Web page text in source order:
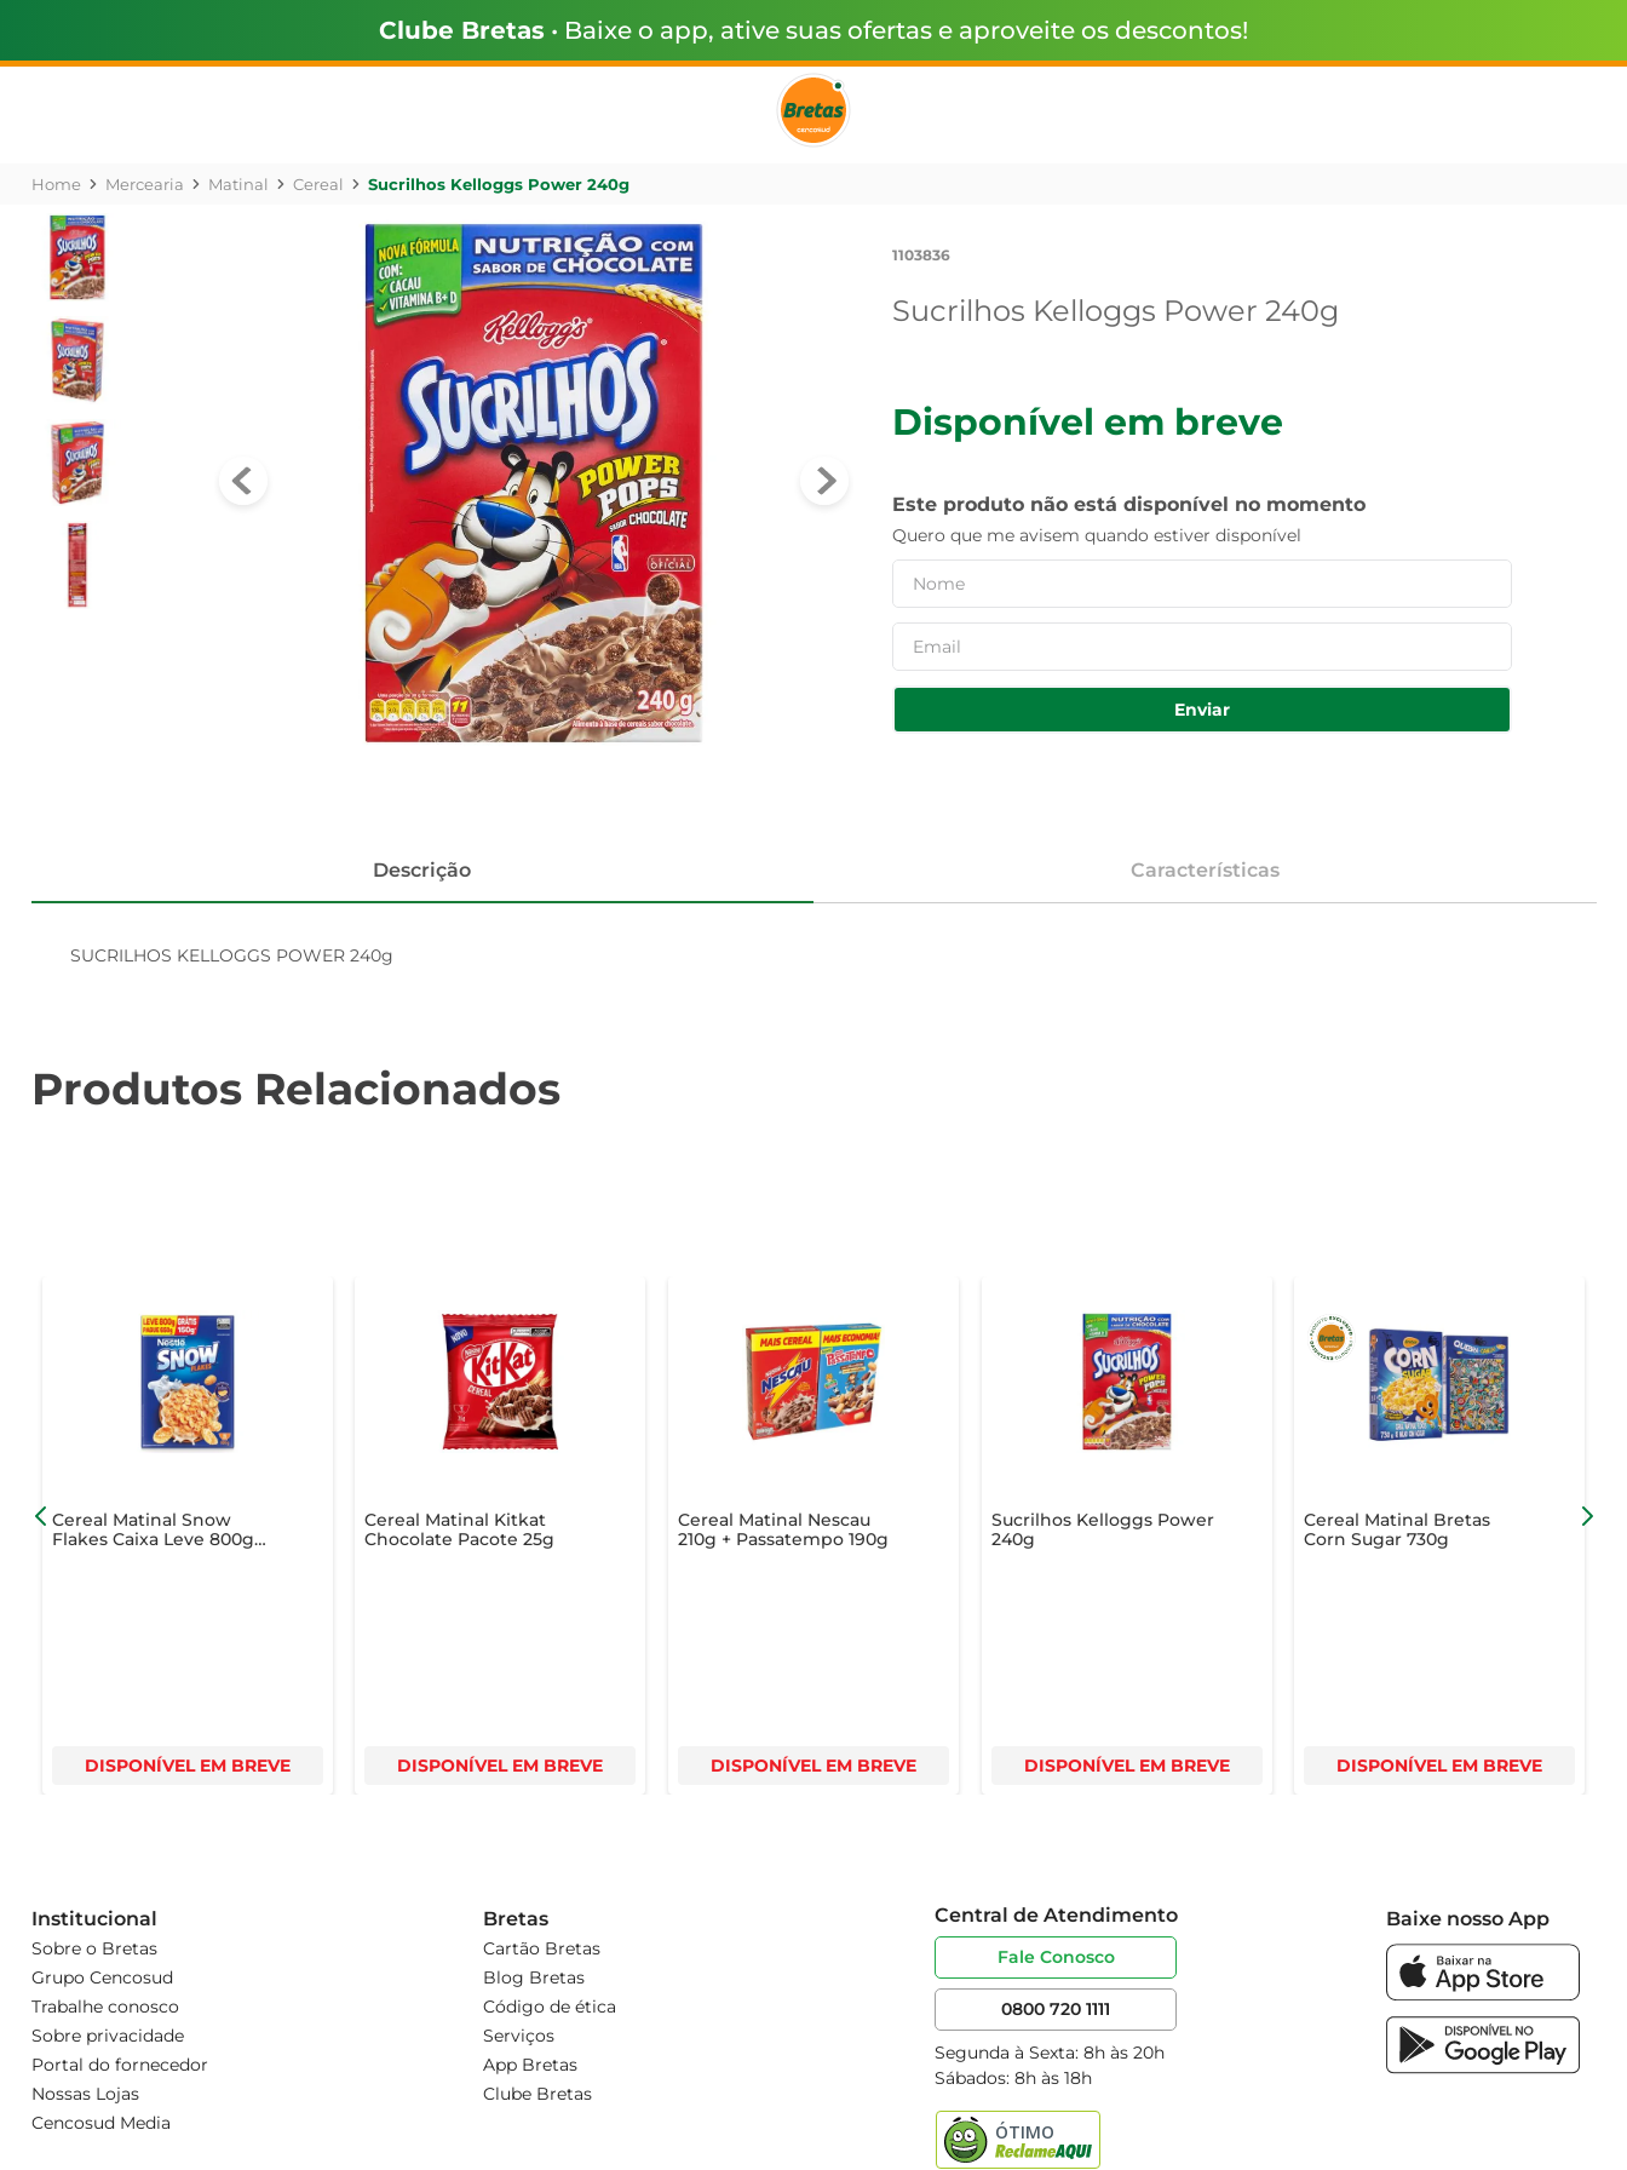
Clube Bretas • Baixe o app, ative suas ofertas e aproveite os descontos!
Mercearia Matinal Cereal Sucrilhos Kelloggs Power 240g
1103836
Sucrilhos Kelloggs Power 240g
Disponível em breve
Este produto não está disponível no momento
Quero que me avisem quando estiver disponível
Enviar
Descrição Características
SUCRILHOS KELLOGGS POWER 240g
Produtos Relacionados
Cereal Matinal Snow
Flakes Caixa Leve 800g
DISPONÍVEL EM BREVE
Cereal Matinal Kitkat
Chocolate Pacote 25g
DISPONÍVEL EM BREVE
Cereal Matinal Nescau
210g + Passatempo 190g
DISPONÍVEL EM BREVE
Sucrilhos Kelloggs Power
240g
DISPONÍVEL EM BREVE
Cereal Matinal Bretas
Corn Sugar 730g
DISPONÍVEL EM BREVE
Institucional
Sobre o Bretas
Grupo Cencosud
Trabalhe conosco
Sobre privacidade
Portal do fornecedor
Nossas Lojas
Cencosud Media
Bretas
Cartão Bretas
Blog Bretas
Código de ética
Serviços
App Bretas
Clube Bretas
Central de Atendimento
Fale Conosco
0800 720 1111
Segunda à Sexta: 8h às 20h
Sábados: 8h às 18h
Baixe nosso App